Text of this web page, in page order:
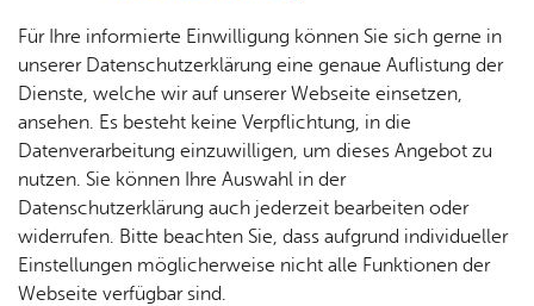
Rat­
haus &
Bür­
ger­
ser­vice
Rat­
häu­ser
& Orts­
ver­
wal­
Nach­
rich­
ten,
Vi­de­os
& Bil­
der
Me­di­
en­in­
for­ma­
tio­nen
Jobs
Stel­
len­an­
ge­bo­te
Aus­bil­
dung &
Stu­di­
um
Bauen
& Um­
welt
Geo­
da­ten
& 3D-
Stadt­
Ge­
sund­
heit &
kum
Ärzte &
Apo­
Vor­le­sen
Wir sind Ihr Spe­zia­list für die schöns­ten Schiffs­
ver­an­stal­tun­gen auf dem Bo­den­see für 30 bis 500
Gäste. Den traum­haf­ten Rund­um-Ser­vice gibt es
bei uns selbst­ver­ständ­lich dazu.
Für Ihre informierte Einwilligung können Sie sich gerne in
unserer Datenschutzerklärung eine genaue Auflistung der
Dienste, welche wir auf unserer Webseite einsetzen,
ansehen. Es besteht keine Verpflichtung, in die
Datenverarbeitung einzuwilligen, um dieses Angebot zu
nutzen. Sie können Ihre Auswahl in der
Datenschutzerklärung auch jederzeit bearbeiten oder
widerrufen. Bitte beachten Sie, dass aufgrund individueller
Einstellungen möglicherweise nicht alle Funktionen der
Webseite verfügbar sind.